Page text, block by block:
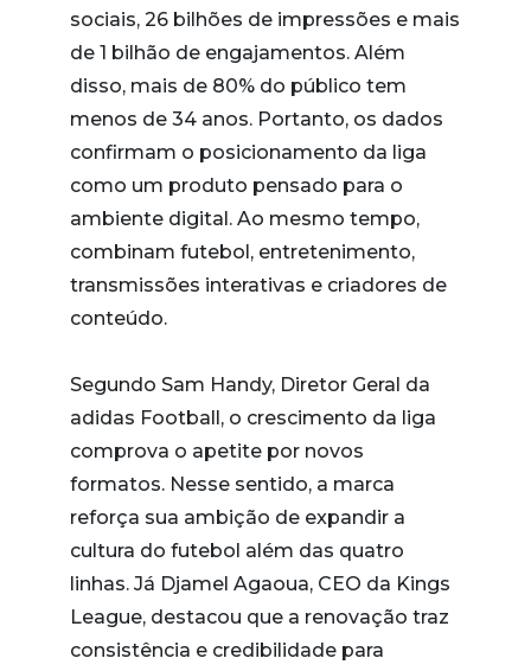
sociais, 26 bilhões de impressões e mais
de 1 bilhão de engajamentos. Além
disso, mais de 80% do público tem
menos de 34 anos. Portanto, os dados
confirmam o posicionamento da liga
como um produto pensado para o
ambiente digital. Ao mesmo tempo,
combinam futebol, entretenimento,
transmissões interativas e criadores de
conteúdo.
Segundo Sam Handy, Diretor Geral da
adidas Football, o crescimento da liga
comprova o apetite por novos
formatos. Nesse sentido, a marca
reforça sua ambição de expandir a
cultura do futebol além das quatro
linhas. Já Djamel Agaoua, CEO da Kings
League, destacou que a renovação traz
consistência e credibilidade para